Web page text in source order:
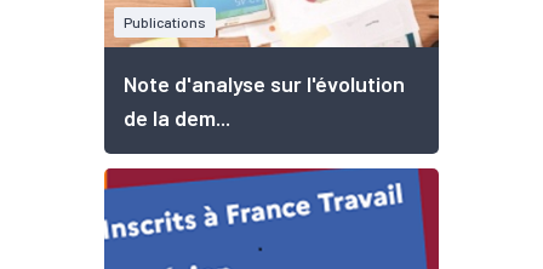
Publications
Note d'analyse sur l'évolution
de la dem...